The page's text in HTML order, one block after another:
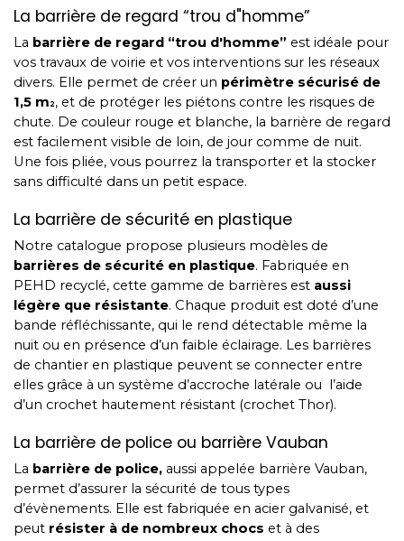
La barrière de regard “trou d"homme”
La barrière de regard “trou d'homme” est idéale pour
vos travaux de voirie et vos interventions sur les réseaux
divers. Elle permet de créer un périmètre sécurisé de
1,5 m2, et de protéger les piétons contre les risques de
chute. De couleur rouge et blanche, la barrière de regard
est facilement visible de loin, de jour comme de nuit.
Une fois pliée, vous pourrez la transporter et la stocker
sans difficulté dans un petit espace.
La barrière de sécurité en plastique
Notre catalogue propose plusieurs modèles de
barrières de sécurité en plastique. Fabriquée en
PEHD recyclé, cette gamme de barrières est aussi
légère que résistante. Chaque produit est doté d’une
bande réfléchissante, qui le rend détectable même la
nuit ou en présence d’un faible éclairage. Les barrières
de chantier en plastique peuvent se connecter entre
elles grâce à un système d’accroche latérale ou l’aide
d’un crochet hautement résistant (crochet Thor).
La barrière de police ou barrière Vauban
La barrière de police, aussi appelée barrière Vauban,
permet d’assurer la sécurité de tous types
d’évènements. Elle est fabriquée en acier galvanisé, et
peut résister à de nombreux chocs et à des